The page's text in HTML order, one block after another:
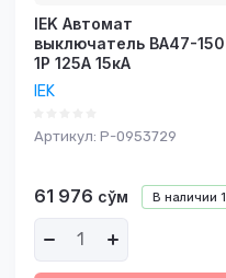
IEK Автомат
выключатель ВА47-150
1Р 125А 15кА
IEK
Артикул: P-0953729
В наличии 1
61 976 сўм